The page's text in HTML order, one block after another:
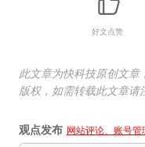
好文点赞
此文章为快科技原创文
版权，如需转载此文章请
观点发布 网站评论、账号管